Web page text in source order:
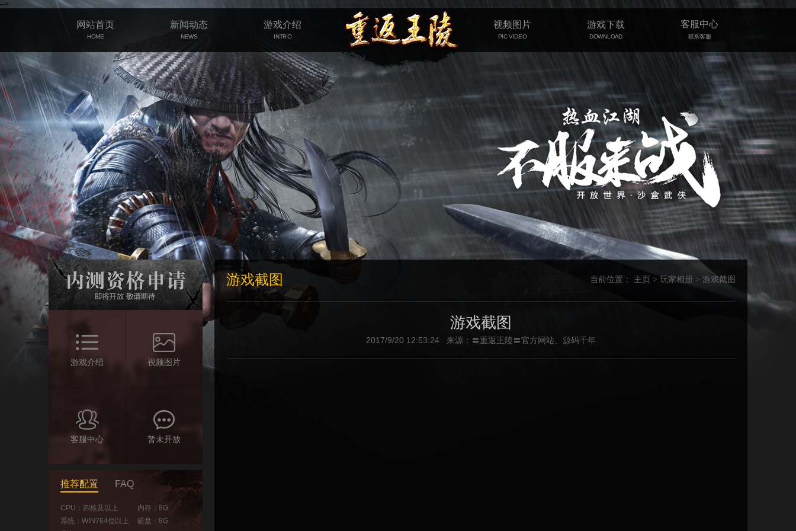
-->
网站首页
HOME
新闻动态
NEWS
游戏介绍
INTRO
视频图片
PIC VIDEO
游戏下载
DOWNLOAD
客服中心
联系客服
游戏介绍 视频图片
客服中心 暂未开放
推荐配置 FAQ
CPU：四核及以上
内存：8G
系统：WIN764位以上
硬盘：8G
游戏截图 当前位置： 主页 > 玩家相册 > 游戏截图
游戏截图
2017/9/20 12:53:24 来源：〓重返王陵〓官方网站、源码千年